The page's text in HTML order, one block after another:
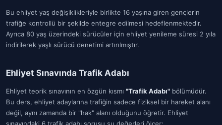
Bu ehliyet yaş değişiklikleriyle birlikte 16 yaşına giren gençlerin
trafiğe kontrollü bir şekilde entegre edilmesi hedeflenmektedir.
Ayrıca 80 yaş üzerindeki sürücüler için ehliyet yenileme süresi 2 yıla
indirilerek yaşlı sürücü denetimi artırılmıştır.
Ehliyet Sınavında Trafik Adabı
Ehliyet teorik sınavının en özgün kısmı "Trafik Adabı" bölümüdür.
Bu ders, ehliyet adaylarına trafiğin sadece fiziksel bir hareket alanı
değil, aynı zamanda bir "hak" alanı olduğunu öğretir. Ehliyet